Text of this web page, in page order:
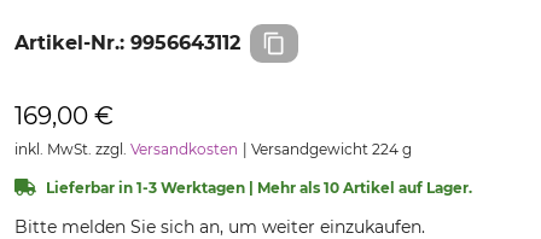
Artikel-Nr.: 9956643112
169,00 €
inkl. MwSt. zzgl. Versandkosten Versandgewicht 224 g
Lieferbar in 1-3 Werktagen | Mehr als 10 Artikel auf Lager.
Bitte melden Sie sich an, um weiter einzukaufen.